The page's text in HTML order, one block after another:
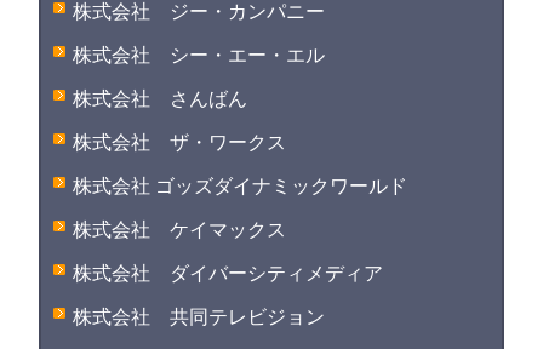
株式会社 ジー・カンパニー
株式会社 シー・エー・エル
株式会社 さんばん
株式会社 ザ・ワークス
株式会社 ゴッズダイナミックワールド
株式会社 ケイマックス
株式会社 ダイバーシティメディア
株式会社 共同テレビジョン